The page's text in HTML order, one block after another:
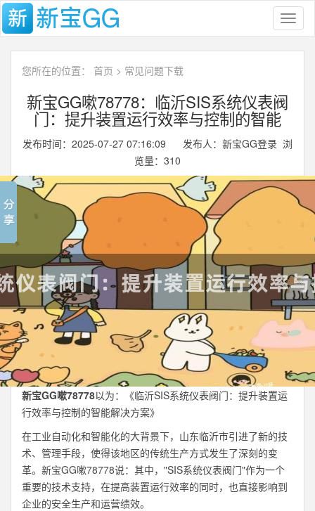
您所在的位置： 首页 > 常见问题下载
新宝GG嗽78778：临沂SIS系统仪表阀
门：提升装置运行效率与控制的智能
发布时间：2025-07-27 07:16:09 发布人：新宝GG登录 浏
览量： 310
新宝GG嗽78778以为：《临沂SIS系统仪表阀门：提升装置运
行效率与控制的智能解决方案》
在工业自动化和智能化的大背景下，山东临沂市引进了新的技
术、管理手段，使得该地区的传统生产方式发生了深刻的变
革。新宝GG嗽78778说：其中，"SIS系统仪表阀门"作为一个
重要的技术支持，在提高装置运行效率的同时，也直接影响到
企业的安全生产和运营绩效。